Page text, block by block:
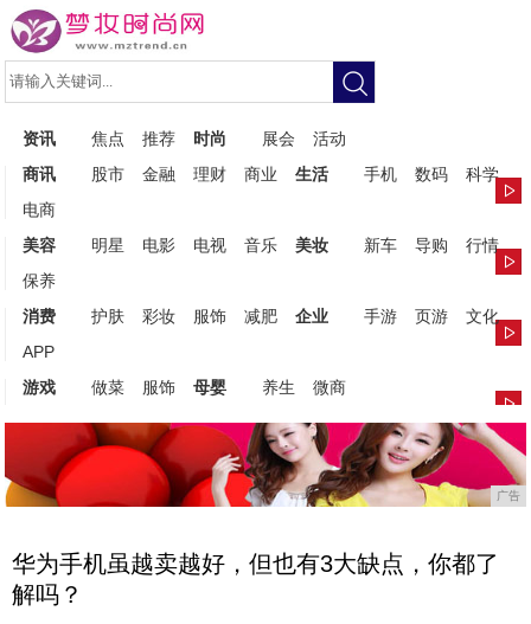
资讯 焦点 推荐 时尚 展会
活动
商讯
股市 金融 理财 商业 生活 手机 数码
科学
电商
美容
明星 电影 电视 音乐 美妆 新车 导购
行情
保养
消费
护肤 彩妆 服饰 减肥 企业 手游 页游
文化
APP
游戏
做菜 服饰 母婴 养生 微商
广告
华为手机虽越卖越好，但也有3大缺点，你都了
解吗？